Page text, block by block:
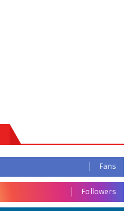
Fans
Followers